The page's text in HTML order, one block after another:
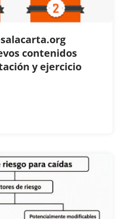
contenidos
y ejercicio